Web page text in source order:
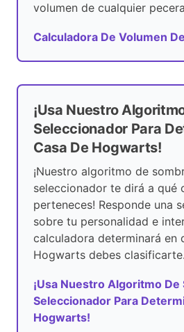
volumen de cualquier
Calculadora De Volumen
¡Usa Nuestro
Seleccionador Para
Casa De Hogwarts!
¡Nuestro algoritmo de
seleccionador te dirá a qué
perteneces! Responde una
sobre tu personalidad e
calculadora determinará en
Hogwarts debes clasificarte.
¡Usa Nuestro Algoritmo
Seleccionador Para
Hogwarts!